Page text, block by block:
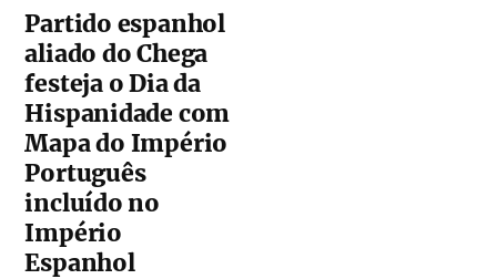
Partido espanhol
aliado do Chega
festeja o Dia da
Hispanidade com
Mapa do Império
Português
incluído no
Império
Espanhol